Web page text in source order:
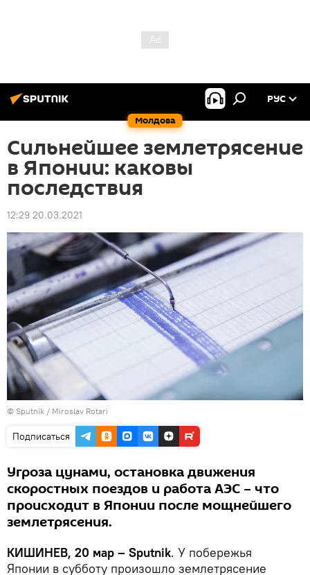
Молдова
РУС
Сильнейшее землетрясение
в Японии: каковы
последствия
12:29 20.03.2021
© Sputnik / Miroslav Rotari
Подписаться
Угроза цунами, остановка движения
скоростных поездов и работа АЭС – что
происходит в Японии после мощнейшего
землетрясения.
КИШИНЕВ, 20 мар – Sputnik. У побережья
Японии в субботу произошло землетрясение